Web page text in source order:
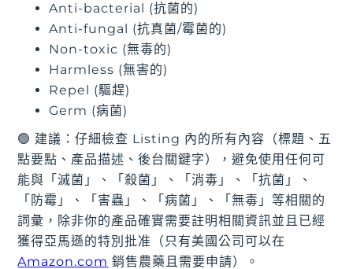
Anti-bacterial (抗菌的)
Anti-fungal (抗真菌/霉菌的)
Non-toxic (無毒的)
Harmless (無害的)
Repel (驅趕)
Germ (病菌)
🟢 建議：仔細檢查 Listing 內的所有內容（標題、五
點要點、產品描述、後台關鍵字），避免使用任何可
能與「滅菌」、「殺菌」、「消毒」、「抗菌」、
「防霉」、「害蟲」、「病菌」、「無毒」等相關的
詞彙，除非你的產品確實需要註明相關資訊並且已經
獲得亞馬遜的特別批准（只有美國公司可以在
Amazon.com 銷售農藥且需要申請）。